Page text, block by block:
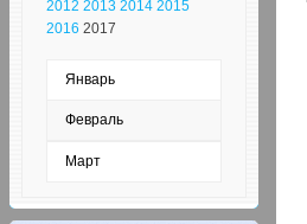
2012 2013 2014 2015
2016 2017
Январь
Февраль
Март